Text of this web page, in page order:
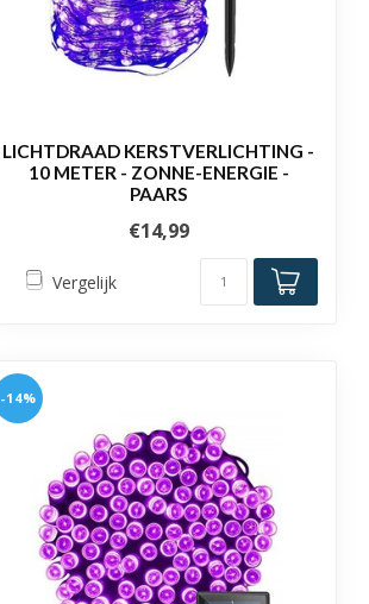
LICHTDRAAD KERSTVERLICHTING -
10 METER - ZONNE-ENERGIE -
PAARS
€14,99
Vergelijk
-14%